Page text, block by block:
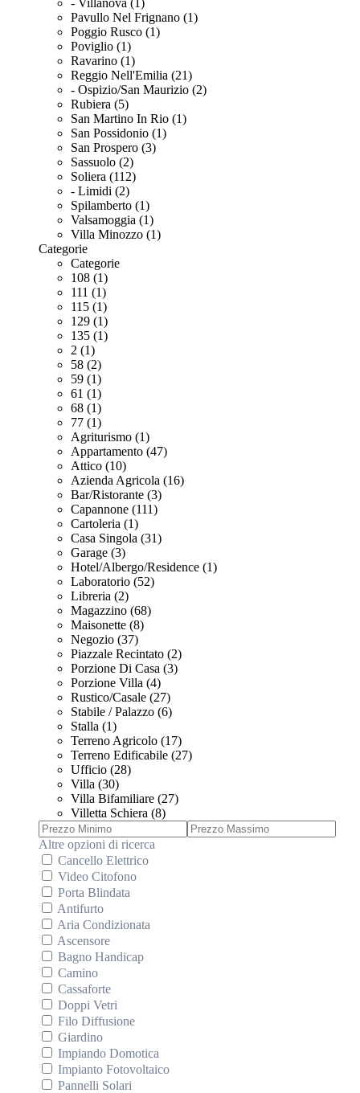
Pavullo Nel Frignano (1)
Poggio Rusco (1)
Poviglio (1)
Ravarino (1)
Reggio Nell'Emilia (21)
- Ospizio/San Maurizio (2)
Rubiera (5)
San Martino In Rio (1)
San Possidonio (1)
San Prospero (3)
Sassuolo (2)
Soliera (112)
- Limidi (2)
Spilamberto (1)
Valsamoggia (1)
Villa Minozzo (1)
Categorie
Categorie
108 (1)
111 (1)
115 (1)
129 (1)
135 (1)
2 (1)
58 (2)
59 (1)
61 (1)
68 (1)
77 (1)
Agriturismo (1)
Appartamento (47)
Attico (10)
Azienda Agricola (16)
Bar/Ristorante (3)
Capannone (111)
Cartoleria (1)
Casa Singola (31)
Garage (3)
Hotel/Albergo/Residence (1)
Laboratorio (52)
Libreria (2)
Magazzino (68)
Maisonette (8)
Negozio (37)
Piazzale Recintato (2)
Porzione Di Casa (3)
Porzione Villa (4)
Rustico/Casale (27)
Stabile / Palazzo (6)
Stalla (1)
Terreno Agricolo (17)
Terreno Edificabile (27)
Ufficio (28)
Villa (30)
Villa Bifamiliare (27)
Villetta Schiera (8)
Altre opzioni di ricerca
Cancello Elettrico
Video Citofono
Porta Blindata
Antifurto
Aria Condizionata
Ascensore
Bagno Handicap
Camino
Cassaforte
Doppi Vetri
Filo Diffusione
Giardino
Impiando Domotica
Impianto Fotovoltaico
Pannelli Solari